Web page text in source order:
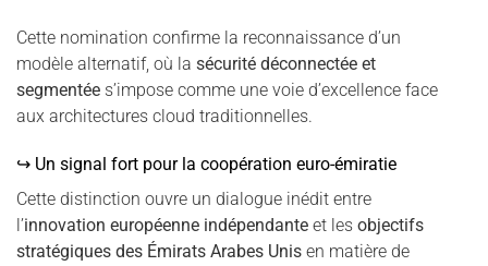
Cette nomination confirme la reconnaissance d’un
modèle alternatif, où la sécurité déconnectée et
segmentée s’impose comme une voie d’excellence face
aux architectures cloud traditionnelles.
↪ Un signal fort pour la coopération euro-émiratie
Cette distinction ouvre un dialogue inédit entre
l’innovation européenne indépendante et les objectifs
stratégiques des Émirats Arabes Unis en matière de